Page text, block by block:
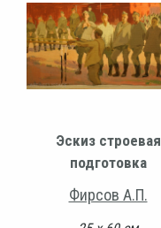
Эскиз строевая
подготовка
Фирсов А.П.